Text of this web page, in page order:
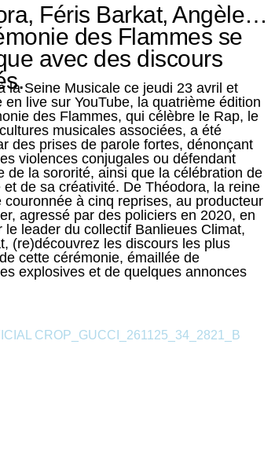
Féris Barkat, Angèle…
des Flammes se
avec des discours
la Seine Musicale ce jeudi 23 avril et
en live sur YouTube, la quatrième édition
des Flammes, qui célèbre le Rap, le
musicales associées, a été
des prises de parole fortes, dénonçant
violences conjugales ou défendant
de la sororité, ainsi que la célébration de
et de sa créativité. De Théodora, la reine
couronnée à cinq reprises, au producteur
agressé par des policiers en 2020, en
le leader du collectif Banlieues Climat,
(re)découvrez les discours les plus
cette cérémonie, émaillée de
explosives et de quelques annonces